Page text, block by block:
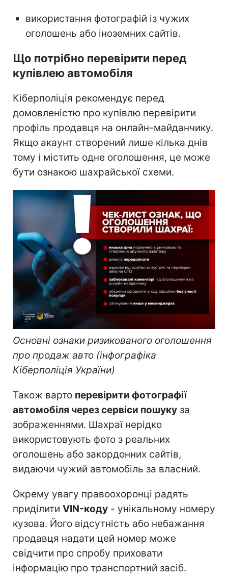
використання фотографій із чужих
оголошень або іноземних сайтів.
Що потрібно перевірити перед
купівлею автомобіля
Кіберполіція рекомендує перед
домовленістю про купівлю перевірити
профіль продавця на онлайн-майданчику.
Якщо акаунт створений лише кілька днів
тому і містить одне оголошення, це може
бути ознакою шахрайської схеми.
Основні ознаки ризикованого оголошення
про продаж авто (інфографіка
Кіберполіція України)
Також варто перевірити фотографії
автомобіля через сервіси пошуку за
зображеннями. Шахраї нерідко
використовують фото з реальних
оголошень або закордонних сайтів,
видаючи чужий автомобіль за власний.
Окрему увагу правоохоронці радять
приділити VIN-коду - унікальному номеру
кузова. Його відсутність або небажання
продавця надати цей номер може
свідчити про спробу приховати
інформацію про транспортний засіб.